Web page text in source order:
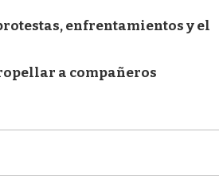
enfrentamientos y el
a compañeros